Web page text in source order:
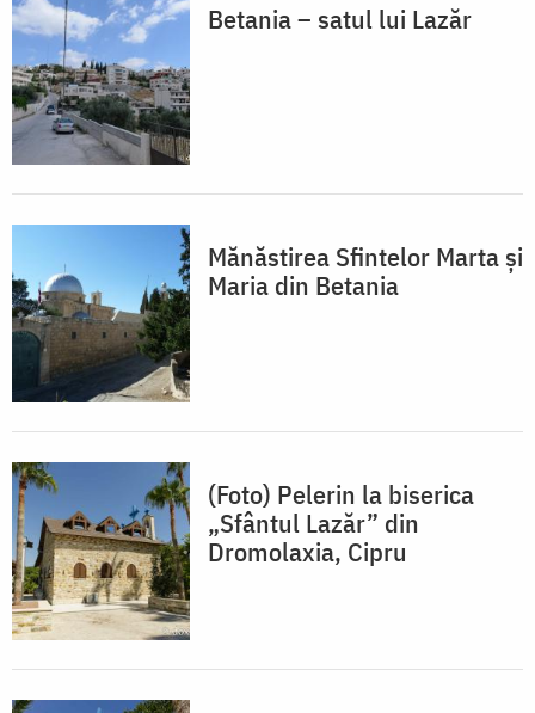
Betania – satul lui Lazăr
Mănăstirea Sfintelor Marta și
Maria din Betania
(Foto) Pelerin la biserica
„Sfântul Lazăr” din
Dromolaxia, Cipru